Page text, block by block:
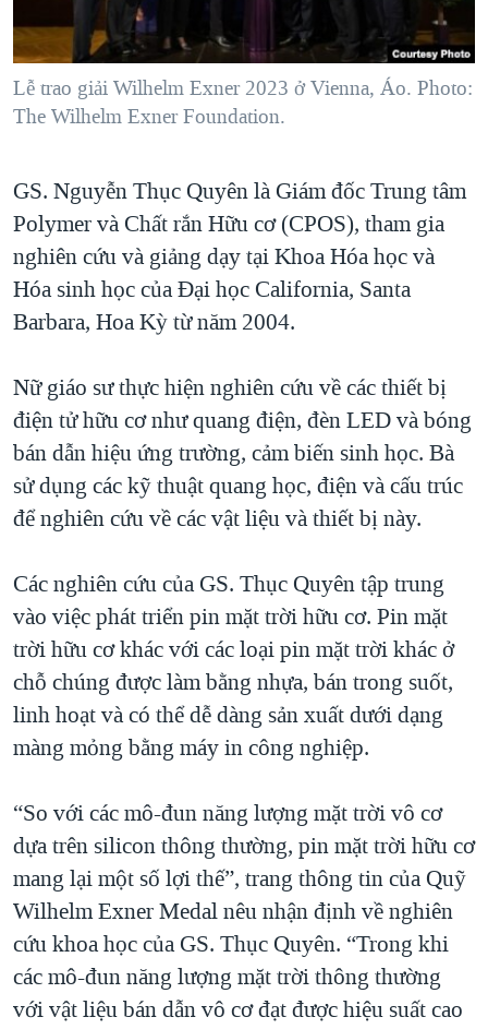
Lễ trao giải Wilhelm Exner 2023 ở Vienna, Áo. Photo:
The Wilhelm Exner Foundation.
GS. Nguyễn Thục Quyên là Giám đốc Trung tâm
Polymer và Chất rắn Hữu cơ (CPOS), tham gia
nghiên cứu và giảng dạy tại Khoa Hóa học và
Hóa sinh học của Đại học California, Santa
Barbara, Hoa Kỳ từ năm 2004.
Nữ giáo sư thực hiện nghiên cứu về các thiết bị
điện tử hữu cơ như quang điện, đèn LED và bóng
bán dẫn hiệu ứng trường, cảm biến sinh học. Bà
sử dụng các kỹ thuật quang học, điện và cấu trúc
để nghiên cứu về các vật liệu và thiết bị này.
Các nghiên cứu của GS. Thục Quyên tập trung
vào việc phát triển pin mặt trời hữu cơ. Pin mặt
trời hữu cơ khác với các loại pin mặt trời khác ở
chỗ chúng được làm bằng nhựa, bán trong suốt,
linh hoạt và có thể dễ dàng sản xuất dưới dạng
màng mỏng bằng máy in công nghiệp.
“So với các mô-đun năng lượng mặt trời vô cơ
dựa trên silicon thông thường, pin mặt trời hữu cơ
mang lại một số lợi thế”, trang thông tin của Quỹ
Wilhelm Exner Medal nêu nhận định về nghiên
cứu khoa học của GS. Thục Quyên. “Trong khi
các mô-đun năng lượng mặt trời thông thường
với vật liệu bán dẫn vô cơ đạt được hiệu suất cao